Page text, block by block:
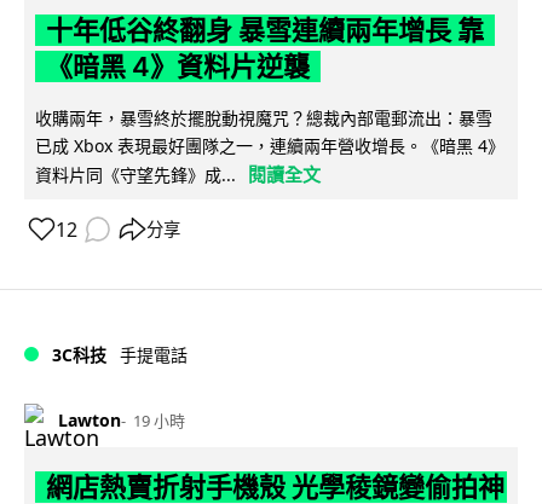
十年低谷終翻身 暴雪連續兩年增長 靠
《暗黑 4》資料片逆襲
收購兩年，暴雪終於擺脫動視魔咒？總裁內部電郵流出：暴雪
已成 Xbox 表現最好團隊之一，連續兩年營收增長。《暗黑 4》
資料片同《守望先鋒》成...
閱讀全文
12 分享
3C科技 手提電話
Lawton 19 小時
網店熱賣折射手機殼 光學稜鏡變偷拍神